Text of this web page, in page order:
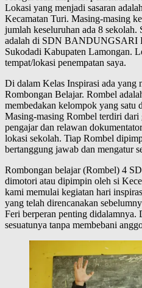
Lokasi yang menjadi sasaran
Kecamatan Turi. Masing-masing
jumlah keseluruhan ada 8 sekolah.
adalah di SDN BANDUNGSARI
Sukodadi Kabupaten Lamongan.
tempat/lokasi penempatan saya.
Di dalam Kelas Inspirasi ada yang
Rombongan Belajar. Rombel
membedakan kelompok yang satu
Masing-masing Rombel terdiri dari
pengajar dan relawan
lokasi sekolah. Tiap Rombel
bertanggung jawab dan mengatur
Rombongan belajar (Rombel) 4
dimotori atau dipimpin oleh si
kami memulai kegiatan hari
yang telah direncanakan
Feri berperan penting didalamnya.
sesuatunya tanpa membebani